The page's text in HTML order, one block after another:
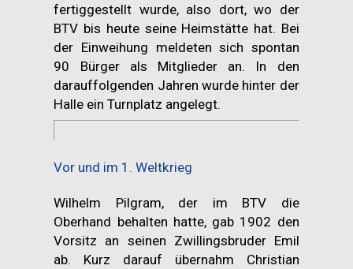
fertiggestellt wurde, also dort, wo der
BTV bis heute seine Heimstätte hat. Bei
der Einweihung meldeten sich spontan
90 Bürger als Mitglieder an. In den
darauffolgenden Jahren wurde hinter der
Halle ein Turnplatz angelegt.
Vor und im 1. Weltkrieg
Wilhelm Pilgram, der im BTV die
Oberhand behalten hatte, gab 1902 den
Vorsitz an seinen Zwillingsbruder Emil
ab. Kurz darauf übernahm Christian